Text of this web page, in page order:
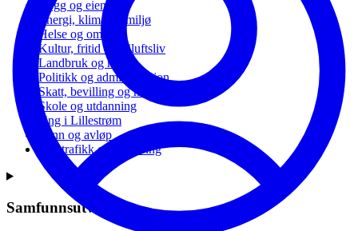
Bygg og eiendom
Energi, klima og miljø
Helse og omsorg
Kultur, fritid og friluftsliv
Landbruk og natur
Politikk og administrasjon
Skatt, bevilling og næring
Skole og utdanning
Ung i Lillestrøm
Vann og avløp
Vei, trafikk og parkering
Samfunnsutvikling